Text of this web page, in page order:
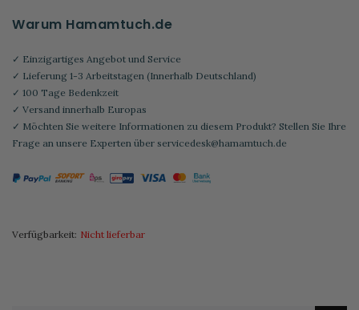
Warum Hamamtuch.de
✓ Einzigartiges Angebot und Service
✓ Lieferung 1-3 Arbeitstagen (Innerhalb Deutschland)
✓ 100 Tage Bedenkzeit
✓ Versand innerhalb Europas
✓ Möchten Sie weitere Informationen zu diesem Produkt? Stellen Sie Ihre
Frage an unsere Experten über servicedesk@hamamtuch.de
Verfügbarkeit: Nicht lieferbar